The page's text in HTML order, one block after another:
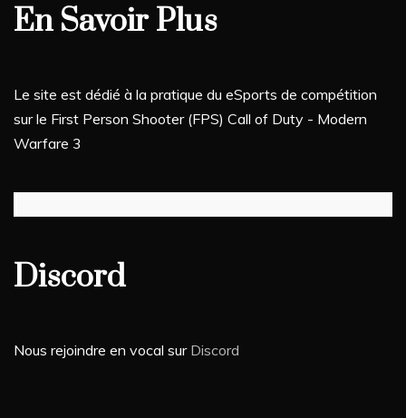
En Savoir Plus
Le site est dédié à la pratique du eSports de compétition
sur le First Person Shooter (FPS) Call of Duty - Modern
Warfare 3
Discord
Nous rejoindre en vocal sur Discord